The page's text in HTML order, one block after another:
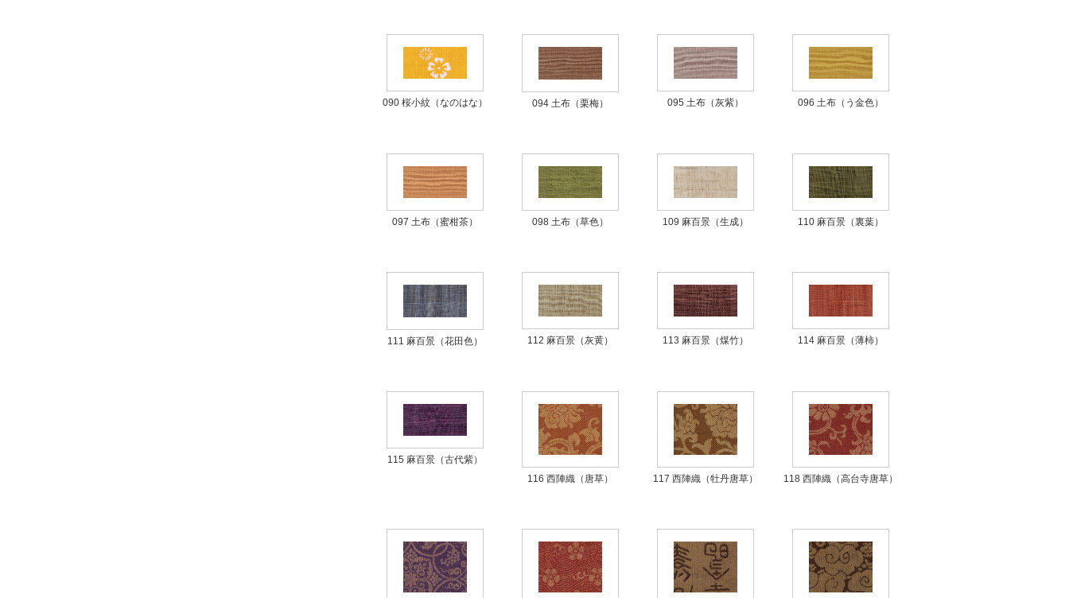
090 桜小紋（なのはな） 094 土布（栗梅） 095 土布（灰紫） 096 土布（う金色）
097 土布（蜜柑茶） 098 土布（草色） 109 麻百景（生成） 110 麻百景（裏葉）
111 麻百景（花田色） 112 麻百景（灰黄） 113 麻百景（煤竹） 114 麻百景（薄柿）
115 麻百景（古代紫）
116 西陣織（唐草）
117 西陣織（牡丹唐草） 118 西陣織（高台寺唐草）